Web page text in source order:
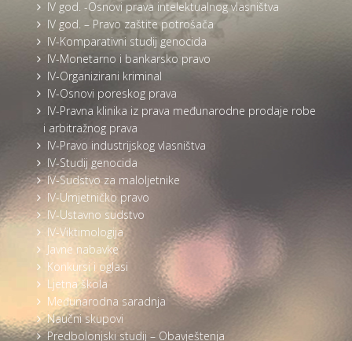
IV god. -Osnovi prava intelektualnog vlasništva
IV god. – Pravo zaštite potrošača
IV-Komparativni studij genocida
IV-Monetarno i bankarsko pravo
IV-Organizirani kriminal
IV-Osnovi poreskog prava
IV-Pravna klinika iz prava međunarodne prodaje robe
i arbitražnog prava
IV-Pravo industrijskog vlasništva
IV-Studij genocida
IV-Sudstvo za maloljetnike
IV-Umjetničko pravo
IV-Ustavno sudstvo
IV-Viktimologija
Javne nabavke
Konkursi i oglasi
Ljetna škola
Međunarodna saradnja
Naučni skupovi
Predbolonjski studij – Obavještenja